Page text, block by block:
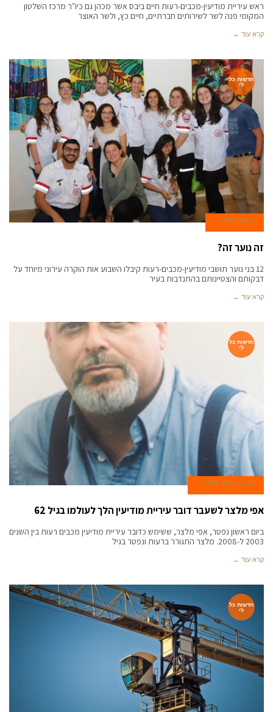
ראש עיריית מודיעין-מכבים-רעות חיים ביבס אשר מכהן גם כיו"ר מרכז השלטון
המקומי פנה לשר לשירותים חברתיים, חיים כץ, ולשר האוצר
קרא עוד ←
חדשות כל
לי
5 ביוני 2018
זה נוער זה?
12 בני נוער תושבי מודיעין-מכבים-רעות קיבלו השבוע אות הוקרה עירוני מיוחד על
דבקותם והצטיינותם בהתנדבות בעיר
קרא עוד ←
חדשות כל
לי
27 בפברואר 2018
אפי מלצר לשעבר דובר עיריית מודיעין הלך לעולמו בגיל 62
ביום ראשון נפטר, אפי מלצר, ששימש כדובר עיריית מודיעין מכבים רעות בין השנים
2003 ל-2008. מלצר התגורר ברעות ונפטר בגיל
קרא עוד ←
חדשות כל
לי